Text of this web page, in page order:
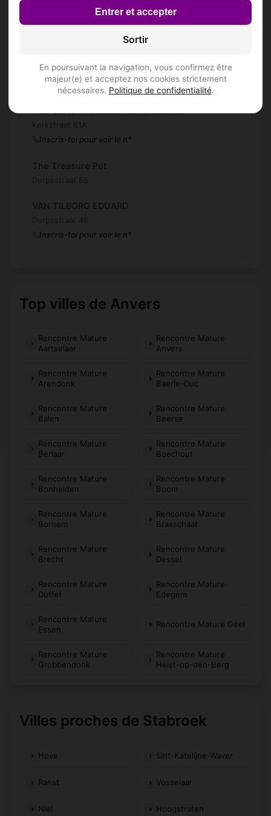
Entrer et accepter
Sortir
En poursuivant la navigation, vous confirmez être
majeur(e) et acceptez nos cookies strictement
nécessaires. Politique de confidentialité.
Sushi Stabroek
Dorpsstraat 42
Inscris-toi pour voir le n°
Inscris-toi pour voir le n°
Top villes de Anvers
Rencontre Mature
Aartselaar
Rencontre Mature
Anvers
Rencontre Mature
Arendonk
Rencontre Mature
Baerle-Duc
Rencontre Mature
Balen
Rencontre Mature
Beerse
Rencontre Mature
Berlaar
Rencontre Mature
Boechout
Rencontre Mature
Bonheiden
Rencontre Mature
Boom
Rencontre Mature
Bornem
Rencontre Mature
Brasschaat
Rencontre Mature
Brecht
Rencontre Mature
Dessel
Rencontre Mature
Duffel
Rencontre Mature
Edegem
Rencontre Mature
Essen
Rencontre Mature Geel
Rencontre Mature
Grobbendonk
Rencontre Mature
Heist-op-den-Berg
Villes proches de Stabroek
Hove Sint-Katelijne-Waver
Ranst Vosselaar
Niel Hoogstraten